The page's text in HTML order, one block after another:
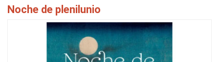
Noche de plenilunio